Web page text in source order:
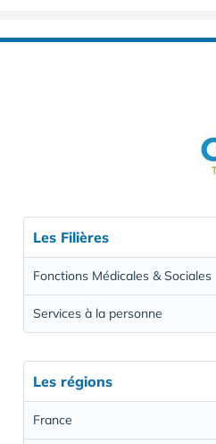
Les Filières
Fonctions Médicales & Sociales
Services à la personne
Les régions
France